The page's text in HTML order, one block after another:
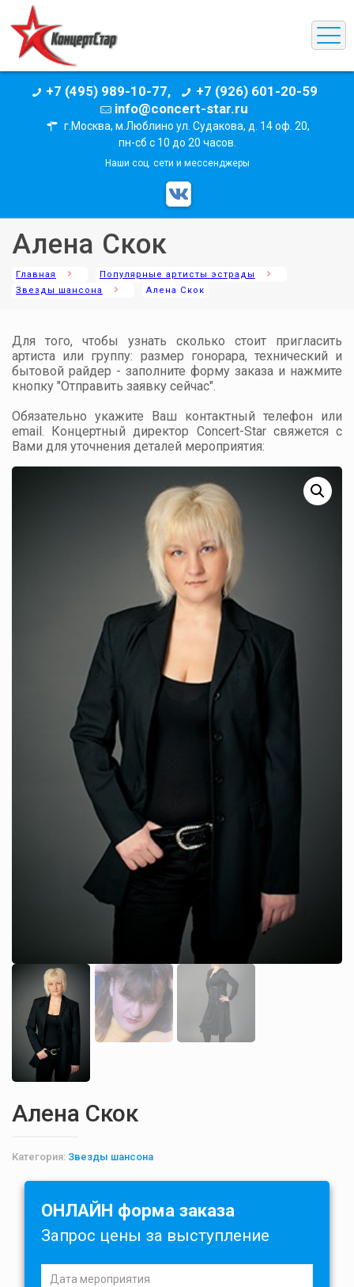
+7 (495) 989-10-77,
+7 (926) 601-20-59
info@concert-star.ru
г.Москва, м.Люблино ул. Судакова, д. 14 оф. 20,
пн-сб с 10 до 20 часов.
Наши соц. сети и мессенджеры
Алена Скок
Главная
Популярные артисты эстрады
Звезды шансона
Алена Скок
Для того, чтобы узнать сколько стоит пригласить
артиста или группу: размер гонорара, технический и
бытовой райдер - заполните форму заказа и нажмите
кнопку "Отправить заявку сейчас".
Обязательно укажите Ваш контактный телефон или
email. Концертный директор Concert-Star свяжется с
Вами для уточнения деталей мероприятия:
Алена Скок
Категория: Звезды шансона
ОНЛАЙН форма заказа
Запрос цены за выступление